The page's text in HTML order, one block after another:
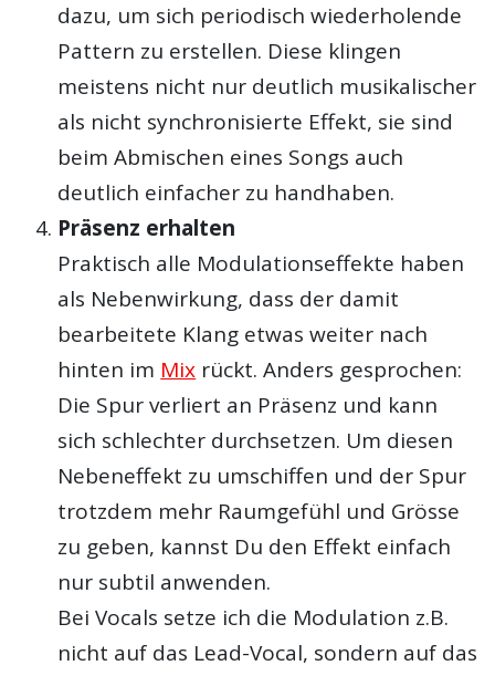
dazu, um sich periodisch wiederholende
Pattern zu erstellen. Diese klingen
meistens nicht nur deutlich musikalischer
als nicht synchronisierte Effekt, sie sind
beim Abmischen eines Songs auch
deutlich einfacher zu handhaben.
Präsenz erhalten
Praktisch alle Modulationseffekte haben
als Nebenwirkung, dass der damit
bearbeitete Klang etwas weiter nach
hinten im Mix rückt. Anders gesprochen:
Die Spur verliert an Präsenz und kann
sich schlechter durchsetzen. Um diesen
Nebeneffekt zu umschiffen und der Spur
trotzdem mehr Raumgefühl und Grösse
zu geben, kannst Du den Effekt einfach
nur subtil anwenden.
Bei Vocals setze ich die Modulation z.B.
nicht auf das Lead-Vocal, sondern auf das